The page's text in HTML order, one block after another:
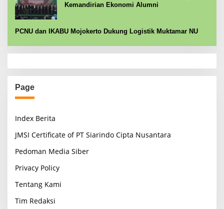
Kemandirian Ekonomi Alumni
PCNU dan IKABU Mojokerto Dukung Logistik Muktamar NU
Page
Index Berita
JMSI Certificate of PT Siarindo Cipta Nusantara
Pedoman Media Siber
Privacy Policy
Tentang Kami
Tim Redaksi